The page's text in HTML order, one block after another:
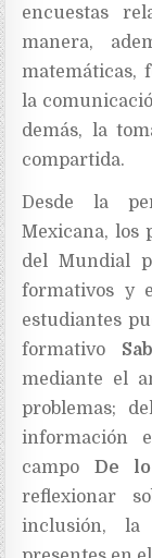
encuestas
manera,
matemáticas,
la
demás, la
compartida.
Desde la
Mexicana, los
del Mundial
formativos y
estudiantes
formativo
mediante el
problemas;
información
campo De
reflexionar
inclusión,